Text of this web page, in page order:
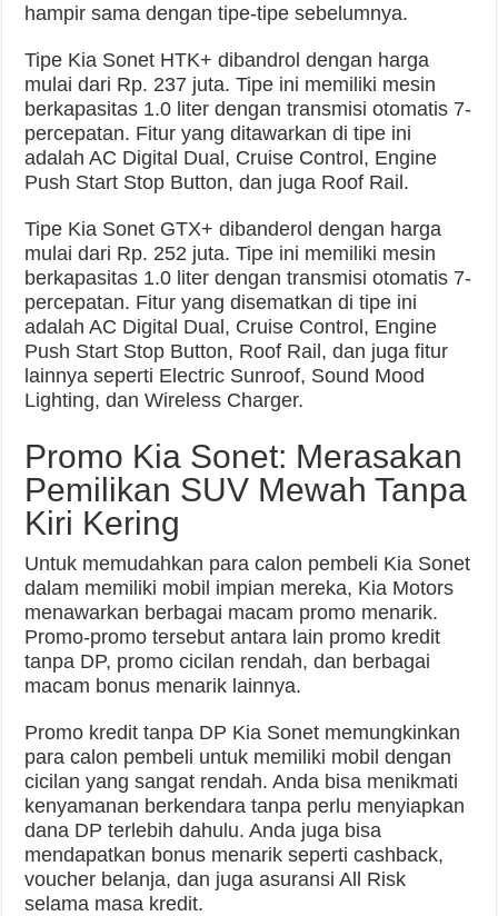
hampir sama dengan tipe-tipe sebelumnya.
Tipe Kia Sonet HTK+ dibandrol dengan harga
mulai dari Rp. 237 juta. Tipe ini memiliki mesin
berkapasitas 1.0 liter dengan transmisi otomatis 7-
percepatan. Fitur yang ditawarkan di tipe ini
adalah AC Digital Dual, Cruise Control, Engine
Push Start Stop Button, dan juga Roof Rail.
Tipe Kia Sonet GTX+ dibanderol dengan harga
mulai dari Rp. 252 juta. Tipe ini memiliki mesin
berkapasitas 1.0 liter dengan transmisi otomatis 7-
percepatan. Fitur yang disematkan di tipe ini
adalah AC Digital Dual, Cruise Control, Engine
Push Start Stop Button, Roof Rail, dan juga fitur
lainnya seperti Electric Sunroof, Sound Mood
Lighting, dan Wireless Charger.
Promo Kia Sonet: Merasakan
Pemilikan SUV Mewah Tanpa
Kiri Kering
Untuk memudahkan para calon pembeli Kia Sonet
dalam memiliki mobil impian mereka, Kia Motors
menawarkan berbagai macam promo menarik.
Promo-promo tersebut antara lain promo kredit
tanpa DP, promo cicilan rendah, dan berbagai
macam bonus menarik lainnya.
Promo kredit tanpa DP Kia Sonet memungkinkan
para calon pembeli untuk memiliki mobil dengan
cicilan yang sangat rendah. Anda bisa menikmati
kenyamanan berkendara tanpa perlu menyiapkan
dana DP terlebih dahulu. Anda juga bisa
mendapatkan bonus menarik seperti cashback,
voucher belanja, dan juga asuransi All Risk
selama masa kredit.